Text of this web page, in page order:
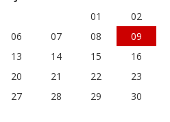
01
02
06 07 08
09
13 14 15
16
20 21 22
23
27 28 29
30